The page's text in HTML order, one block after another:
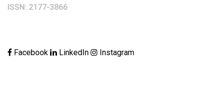
ISSN: 2177-3866
Facebook LinkedIn Instagram